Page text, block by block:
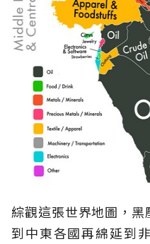
綜觀這張世界地圖，
到中東各國再綿延到